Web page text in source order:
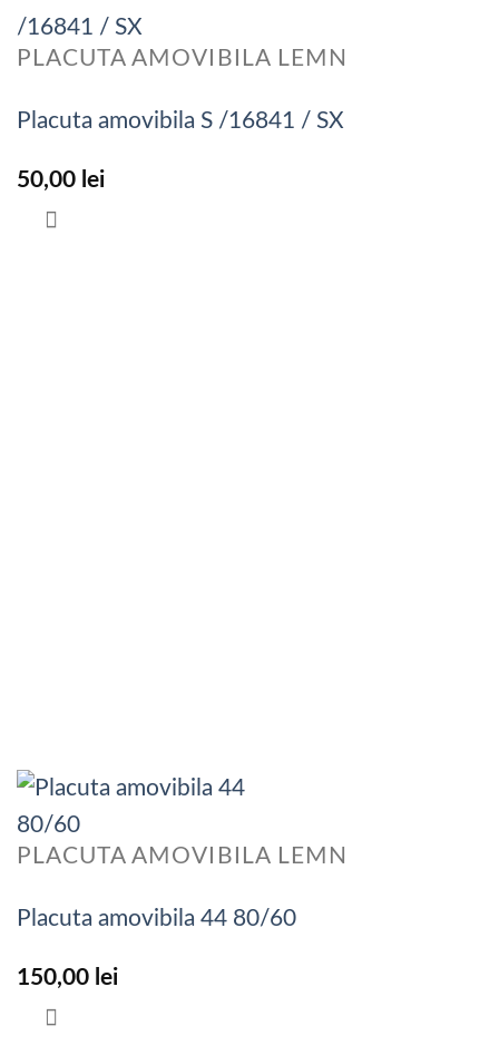
PLACUTA AMOVIBILA LEMN
Placuta amovibila S /16841 / SX
50,00 lei
PLACUTA AMOVIBILA LEMN
Placuta amovibila 44 80/60
150,00 lei